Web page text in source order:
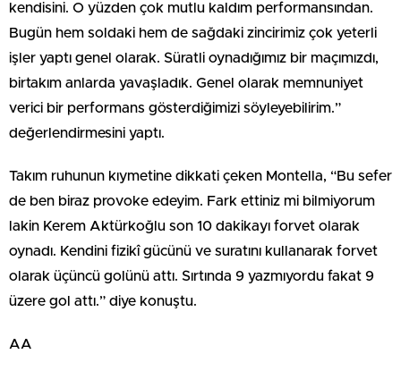
kendisini. O yüzden çok mutlu kaldım performansından.
Bugün hem soldaki hem de sağdaki zincirimiz çok yeterli
işler yaptı genel olarak. Süratli oynadığımız bir maçımızdı,
birtakım anlarda yavaşladık. Genel olarak memnuniyet
verici bir performans gösterdiğimizi söyleyebilirim.”
değerlendirmesini yaptı.
Takım ruhunun kıymetine dikkati çeken Montella, “Bu sefer
de ben biraz provoke edeyim. Fark ettiniz mi bilmiyorum
lakin Kerem Aktürkoğlu son 10 dakikayı forvet olarak
oynadı. Kendini fizikî gücünü ve suratını kullanarak forvet
olarak üçüncü golünü attı. Sırtında 9 yazmıyordu fakat 9
üzere gol attı.” diye konuştu.
AA